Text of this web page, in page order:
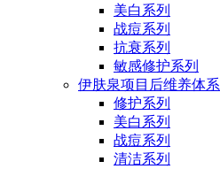
美白系列
战痘系列
抗衰系列
敏感修护系列
伊肤泉项目后维养体系
修护系列
美白系列
战痘系列
清洁系列